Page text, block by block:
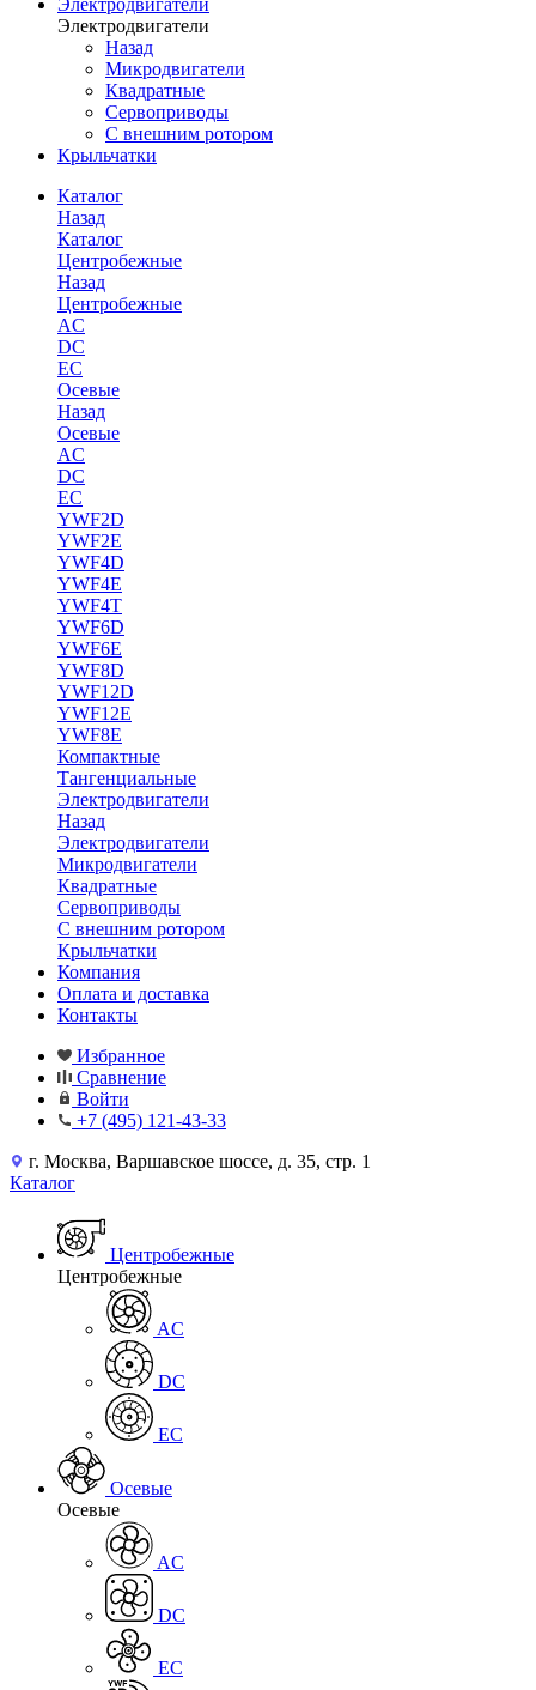
Электродвигатели
Электродвигатели
Назад
Микродвигатели
Квадратные
Сервоприводы
С внешним ротором
Крыльчатки
Каталог
Назад
Каталог
Центробежные
Назад
Центробежные
AC
DC
EC
Осевые
Назад
Осевые
AC
DC
EC
YWF2D
YWF2E
YWF4D
YWF4E
YWF4T
YWF6D
YWF6E
YWF8D
YWF12D
YWF12E
YWF8E
Компактные
Тангенциальные
Электродвигатели
Назад
Электродвигатели
Микродвигатели
Квадратные
Сервоприводы
С внешним ротором
Крыльчатки
Компания
Оплата и доставка
Контакты
Избранное
Сравнение
Войти
+7 (495) 121-43-33
г. Москва, Варшавское шоссе, д. 35, стр. 1
Каталог
Центробежные
Центробежные
AC
DC
EC
Осевые
Осевые
AC
DC
EC